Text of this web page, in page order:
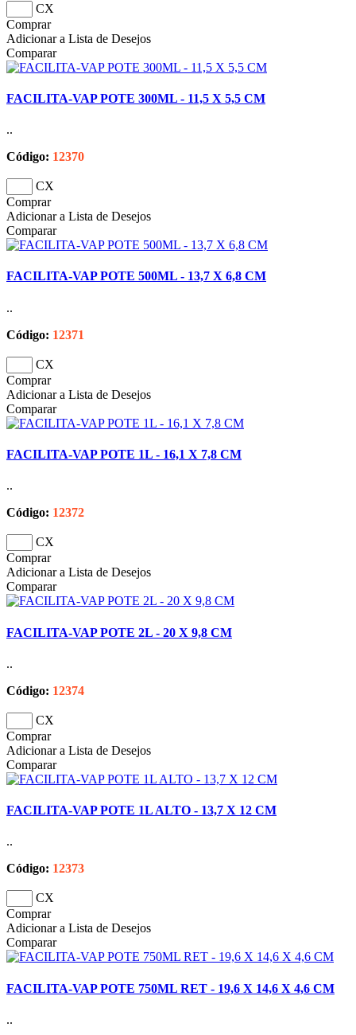
CX
Comprar
Adicionar a Lista de Desejos
Comparar
FACILITA-VAP POTE 300ML - 11,5 X 5,5 CM
..
Código: 12370
CX
Comprar
Adicionar a Lista de Desejos
Comparar
FACILITA-VAP POTE 500ML - 13,7 X 6,8 CM
..
Código: 12371
CX
Comprar
Adicionar a Lista de Desejos
Comparar
FACILITA-VAP POTE 1L - 16,1 X 7,8 CM
..
Código: 12372
CX
Comprar
Adicionar a Lista de Desejos
Comparar
FACILITA-VAP POTE 2L - 20 X 9,8 CM
..
Código: 12374
CX
Comprar
Adicionar a Lista de Desejos
Comparar
FACILITA-VAP POTE 1L ALTO - 13,7 X 12 CM
..
Código: 12373
CX
Comprar
Adicionar a Lista de Desejos
Comparar
FACILITA-VAP POTE 750ML RET - 19,6 X 14,6 X 4,6 CM
..